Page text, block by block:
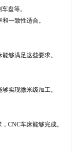
盘等。
一致性适合。
够满足这些要求。
实现微米级加工。
CNC车床能够完成。